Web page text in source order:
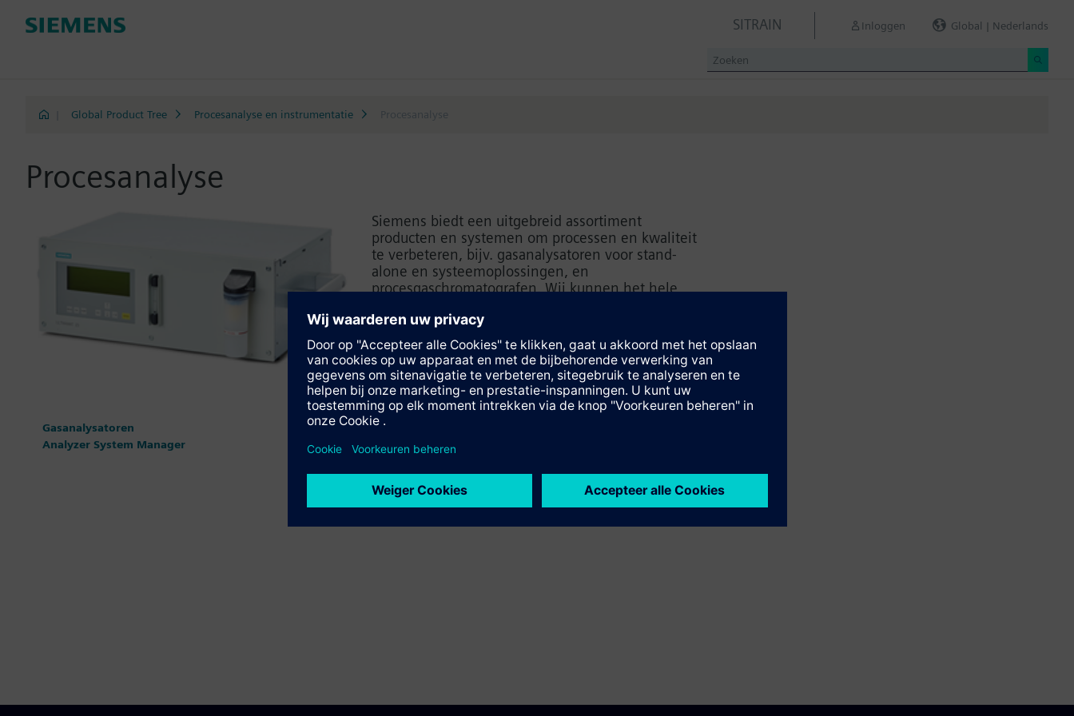
SITRAIN Inloggen Global | Nederlands
Global Product Tree Procesanalyse en instrumentatie Procesanalyse
Procesanalyse
Siemens biedt een uitgebreid assortiment
producten en systemen om processen en kwaliteit
te verbeteren, bijv. gasanalysatoren voor stand-
alone en systeemoplossingen, en
procesgaschromatografen. Wij kunnen het hele
toepassingen aanbieden. SITRAIN biedt een
uitgebreid trainingsprogramma voor ontwerp-,
bedienings- en onderhoudspersoneel. De training
kan zowel in het trainingscentrum van Siemens in
Karlsruhe als bij de klant op locatie worden
gegeven.
Gasanalysatoren
Analyzer System Manager